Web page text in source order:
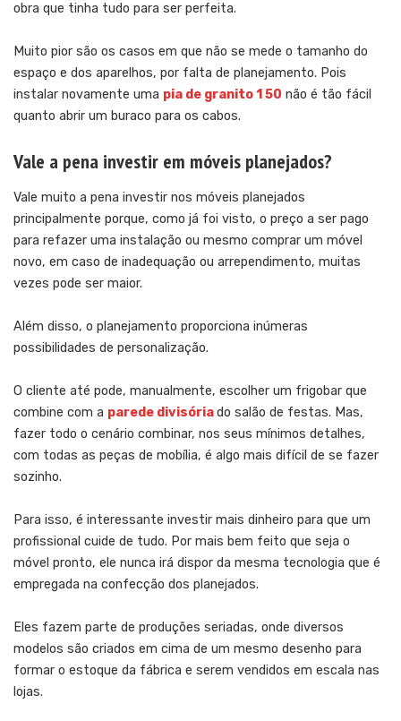
obra que tinha tudo para ser perfeita.
Muito pior são os casos em que não se mede o tamanho do
espaço e dos aparelhos, por falta de planejamento. Pois
instalar novamente uma pia de granito 1 50 não é tão fácil
quanto abrir um buraco para os cabos.
Vale a pena investir em móveis planejados?
Vale muito a pena investir nos móveis planejados
principalmente porque, como já foi visto, o preço a ser pago
para refazer uma instalação ou mesmo comprar um móvel
novo, em caso de inadequação ou arrependimento, muitas
vezes pode ser maior.
Além disso, o planejamento proporciona inúmeras
possibilidades de personalização.
O cliente até pode, manualmente, escolher um frigobar que
combine com a parede divisóriado salão de festas. Mas,
fazer todo o cenário combinar, nos seus mínimos detalhes,
com todas as peças de mobília, é algo mais difícil de se fazer
sozinho.
Para isso, é interessante investir mais dinheiro para que um
profissional cuide de tudo. Por mais bem feito que seja o
móvel pronto, ele nunca irá dispor da mesma tecnologia que é
empregada na confecção dos planejados.
Eles fazem parte de produções seriadas, onde diversos
modelos são criados em cima de um mesmo desenho para
formar o estoque da fábrica e serem vendidos em escala nas
lojas.